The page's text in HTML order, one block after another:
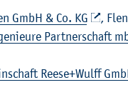
GmbH & Co. KG
,
Part­ner­schaft
Reese+Wulff